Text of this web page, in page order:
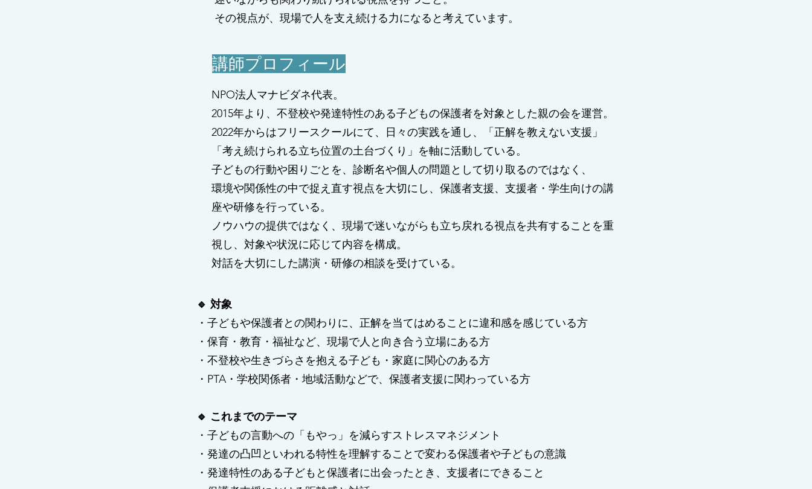
その視点が、現場で人を支え続ける力になると考えています。
講師プロフィール
NPO法人マナビダネ代表。
2015年より、不登校や発達特性のある子どもの保護者を対象とした親の会を運営。
2022年からはフリースクールにて、日々の実践を通し、「正解を教えない支援」
「考え続けられる立ち位置の土台づくり」を軸に活動している。
子どもの行動や困りごとを、診断名や個人の問題として切り取るのではなく、
環境や関係性の中で捉え直す視点を大切にし、保護者支援、支援者・学生向けの講
座や研修を行っている。
ノウハウの提供ではなく、現場で迷いながらも立ち戻れる視点を共有することを重
視し、対象や状況に応じて内容を構成。
対話を大切にした講演・研修の相談を受けている。
🔹 対象
・子どもや保護者との関わりに、正解を当てはめることに違和感を感じている方
・保育・教育・福祉など、現場で人と向き合う立場にある方
・不登校や生きづらさを抱える子ども・家庭に関心のある方
・PTA・学校関係者・地域活動などで、保護者支援に関わっている方
🔹 これまでのテーマ
・子どもの言動への「もやっ」を減らすストレスマネジメント
・発達の凸凹といわれる特性を理解することで変わる保護者や子どもの意識
・発達特性のある子どもと保護者に出会ったとき、支援者にできること